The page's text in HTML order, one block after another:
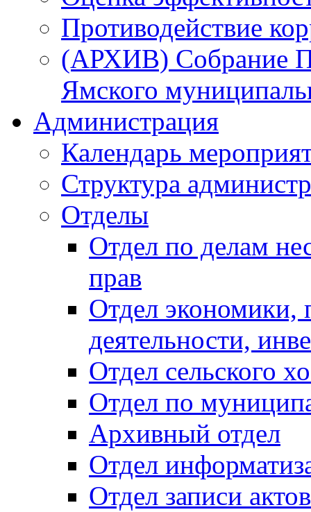
Противодействие
(АРХИВ) Собрание
Ямского
Администрация
Календарь
Структура
Отделы
Отдел по делам
прав
Отдел экономики,
деятельности,
Отдел сельского
Отдел по
Архивный отдел
Отдел
Отдел записи